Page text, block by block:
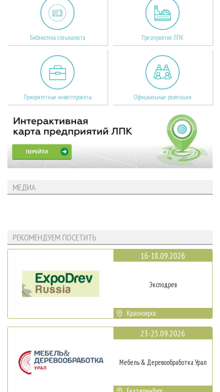
Библиотека специалиста Предприятия ЛПК
Приоритетные инвестпроекты Официальные делегации
МЕДИА
РЕКОМЕНДУЕМ ПОСЕТИТЬ
16-18.09.2026
Эксподрев
Красноярск
23-25.09.2026
Мебель & Деревообработка Урал